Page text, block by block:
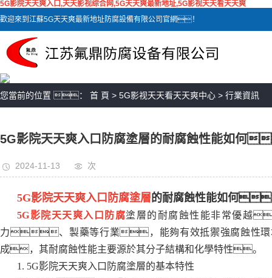
5G影院天天爽入口,天天影视综合网,5G天天爽最新地址,5G影视天天看天天爽
歡迎來到江蘇5G天天爽最新地址防腐設備有限公司官網！
您當前的位置 ： 首 頁 > 5G影视天天看天天爽中心 > 行業資訊
5G影院天天爽入口防腐塗層的耐腐蝕性能如何
2024-11-13 次
5G影院天天爽入口防腐塗層 的耐腐蝕性能如何
5G影院天天爽入口防腐塗層的耐腐蝕性能非常優
力、製藥等行業，能夠有效抵禦強腐蝕性環
成，其耐腐蝕性能主要源於其分子結構和化學特性。
1. 5G影院天天爽入口防腐塗層的基本特性